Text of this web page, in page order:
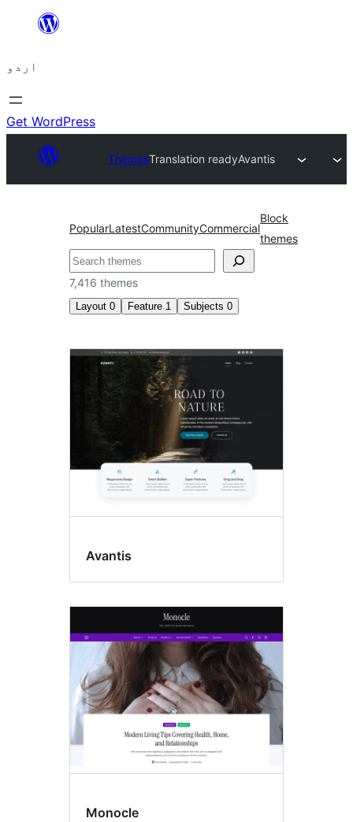
چھوڑیں
پر
جائیں
اردو
Get WordPress
ThemesTranslation readyAvantis
PopularLatestCommunityCommercial
Block
themes
تلاش
7,416 themes
Layout 0 Feature 1 Subjects 0
Translation
ready
Avantis
Monocle